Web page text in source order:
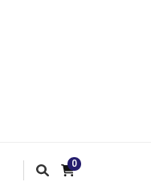
0